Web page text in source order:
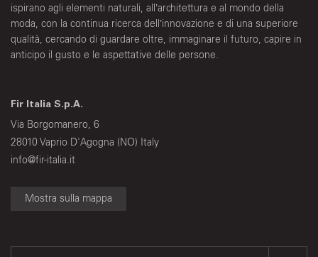
ispirano agli elementi naturali, all’architettura e al mondo della
moda, con la continua ricerca dell’innovazione e di una superiore
qualità, cercando di guardare oltre, immaginare il futuro, capire in
anticipo il gusto e le aspettative delle persone.
Fir Italia S.p.A.
Via Borgomanero, 6
28010 Vaprio D'Agogna (NO) Italy
info@fir-italia.it
Mostra sulla mappa